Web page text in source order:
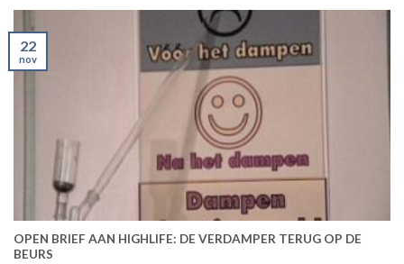
OPEN BRIEF AAN HIGHLIFE: DE VERDAMPER TERUG OP DE
BEURS
22
nov